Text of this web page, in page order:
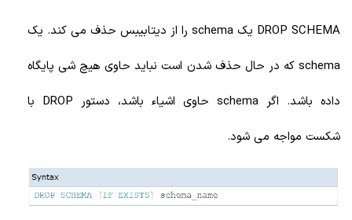
DROP SCHEMA یک schema را از دیتابیبس حذف می کند. یک
schema که در حال حذف شدن است نباید حاوی هیچ شی پایگاه
داده باشد. اگر schema حاوی اشیاء باشد، دستور DROP با
شکست مواجه می شود.